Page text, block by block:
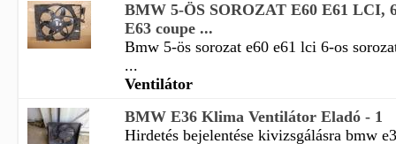
BMW 5-ÖS SOROZAT E60 E61 LCI,
E63 coupe ...
Bmw 5-ös sorozat e60 e61 lci 6-os
...
Ventilátor
BMW E36 Klima Ventilátor Eladó - 1
Hirdetés bejelentése kivizsgálásra bmw